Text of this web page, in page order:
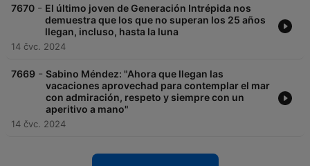
7670 - El último joven de Generación Intrépida nos
demuestra que los que no superan los 25 años
llegan, incluso, hasta la luna
14 čvc. 2024
7669 - Sabino Méndez: "Ahora que llegan las
vacaciones aprovechad para contemplar el mar
con admiración, respeto y siempre con un
aperitivo a mano"
14 čvc. 2024